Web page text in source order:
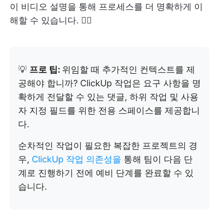
이 비디오 설명을 통해 프로세스를 더 명확하게 이
해할 수 있습니다. 👇🏽
💡 프로 팁: 위임할 때 추가적인 컨텍스트를 제
공해야 합니까? ClickUp 작업은 요구 사항을 명
확하게 전달할 수 있는 댓글, 하위 작업 및 사용
자 지정 필드를 위한 전용 스페이스를 제공합니
다.
순차적인 작업이 필요한 복잡한 프로젝트의 경
우, ClickUp 작업 의존성을 통해 팀이 다음 단
계로 진행하기 전에 예비 단계를 완료할 수 있
습니다.